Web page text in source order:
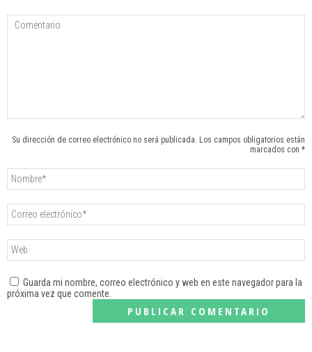
Su dirección de correo electrónico no será publicada. Los campos obligatorios están
marcados con *
Guarda mi nombre, correo electrónico y web en este navegador para la
próxima vez que comente.